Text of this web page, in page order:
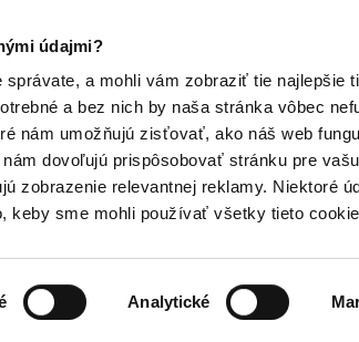
údajmi?
a mohli vám zobraziť tie najlepšie
a bez nich by naša stránka vôbec
nám umožňujú zisťovať, ako náš web
dovoľujú prispôsobovať stránku pre
zobrazenie relevantnej reklamy. Niektoré
keby sme mohli používať všetky tieto
Analytické